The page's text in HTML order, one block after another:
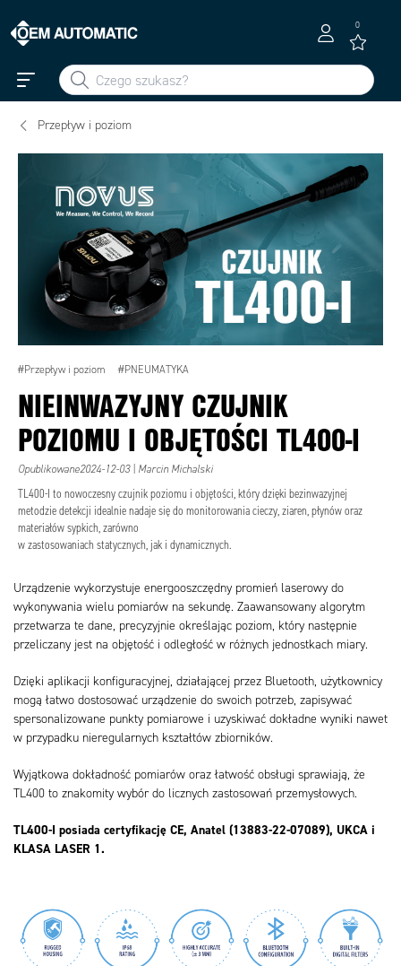
0
Przepływ i poziom
#Przepływ i poziom #PNEUMATYKA
NIEINWAZYJNY CZUJNIK
POZIOMU I OBJĘTOŚCI TL400-I
Opublikowane2024-12-03 | Marcin Michalski
TL400-I to nowoczesny czujnik poziomu i objętości, który dzięki bezinwazyjnej
metodzie detekcji idealnie nadaje się do monitorowania cieczy, ziaren, płynów oraz
materiałów sypkich, zarówno
w zastosowaniach statycznych, jak i dynamicznych.
Urządzenie wykorzystuje energooszczędny promień laserowy do
wykonywania wielu pomiarów na sekundę. Zaawansowany algorytm
przetwarza te dane, precyzyjnie określając poziom, który następnie
przeliczany jest na objętość i odległość w różnych jednostkach miary.
Dzięki aplikacji konfiguracyjnej, działającej przez Bluetooth, użytkownicy
mogą łatwo dostosować urządzenie do swoich potrzeb, zapisywać
spersonalizowane punkty pomiarowe i uzyskiwać dokładne wyniki nawet
w przypadku nieregularnych kształtów zbiorników.
Wyjątkowa dokładność pomiarów oraz łatwość obsługi sprawiają, że
TL400 to znakomity wybór do licznych zastosowań przemysłowych.
TL400-I posiada certyfikację CE, Anatel (13883-22-07089), UKCA i
KLASA LASER 1.